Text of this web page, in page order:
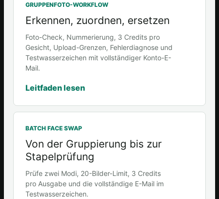
GRUPPENFOTO-WORKFLOW
Erkennen, zuordnen, ersetzen
Foto-Check, Nummerierung, 3 Credits pro
Gesicht, Upload-Grenzen, Fehlerdiagnose und
Testwasserzeichen mit vollständiger Konto-E-
Mail.
Leitfaden lesen
BATCH FACE SWAP
Von der Gruppierung bis zur
Stapelprüfung
Prüfe zwei Modi, 20-Bilder-Limit, 3 Credits
pro Ausgabe und die vollständige E-Mail im
Testwasserzeichen.